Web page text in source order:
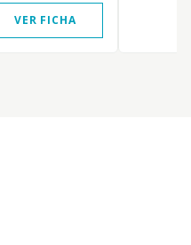
VER FICHA